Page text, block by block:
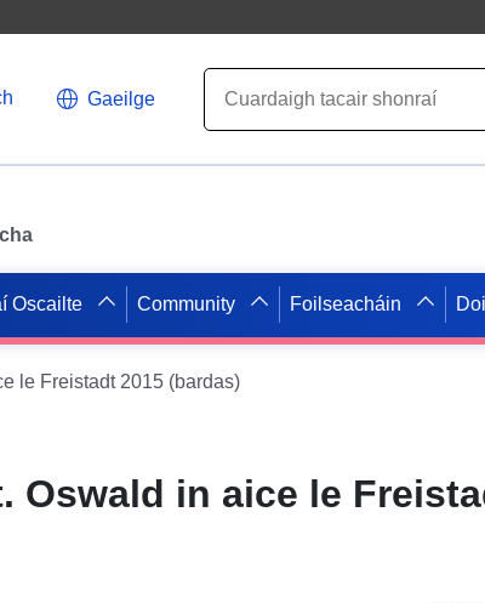
Gaeilge
Oscailte Community Foilseacháin
le Freistadt 2015 (bardas)
Oswald in aice le